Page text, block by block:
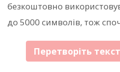
безкоштовно
до 5000 символів, тож
Перетворіть